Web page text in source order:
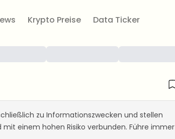
Krypto Preise Data Ticker
zu Informationszwecken und stellen
einem hohen Risiko verbunden. Führe immer